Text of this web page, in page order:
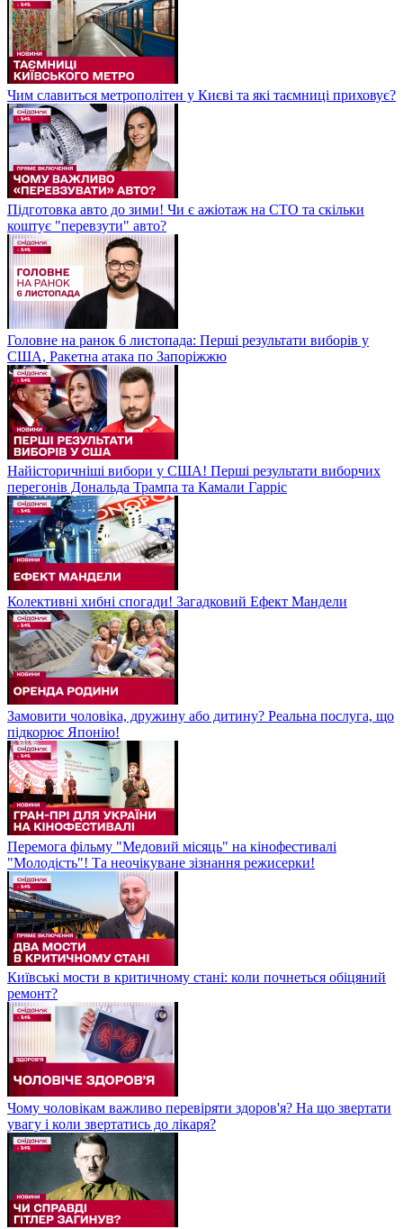
Чим славиться метрополітен у Києві та які таємниці приховує?
Підготовка авто до зими! Чи є ажіотаж на СТО та скільки
коштує "перевзути" авто?
Головне на ранок 6 листопада: Перші результати виборів у
США, Ракетна атака по Запоріжжю
Найісторичніші вибори у США! Перші результати виборчих
перегонів Дональда Трампа та Камали Гарріс
Колективні хибні спогади! Загадковий Ефект Мандели
Замовити чоловіка, дружину або дитину? Реальна послуга, що
підкорює Японію!
Перемога фільму "Медовий місяць" на кінофестивалі
"Молодість"! Та неочікуване зізнання режисерки!
Київські мости в критичному стані: коли почнеться обіцяний
ремонт?
Чому чоловікам важливо перевіряти здоров'я? На що звертати
увагу і коли звертатись до лікаря?